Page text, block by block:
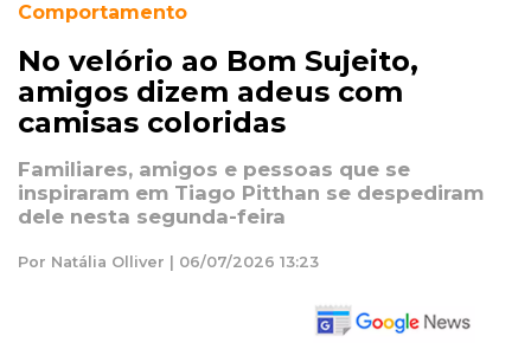
Comportamento
No velório ao Bom Sujeito,
amigos dizem adeus com
camisas coloridas
Familiares, amigos e pessoas que se
inspiraram em Tiago Pitthan se despediram
dele nesta segunda-feira
Por Natália Olliver | 06/07/2026 13:23